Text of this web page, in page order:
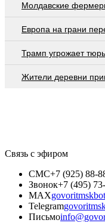
Молдавские
Европа на грани
Трамп угрожает
Жители деревни
Связь с эфиром
СМС+7 (925) 88-
Звонок+7 (495)
MAXgovoritmskbot
Telegram
Письмо